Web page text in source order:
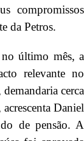
compromissos
da Petros.
no último mês, a
relevante no
cerca
Daniel
de pensão. A